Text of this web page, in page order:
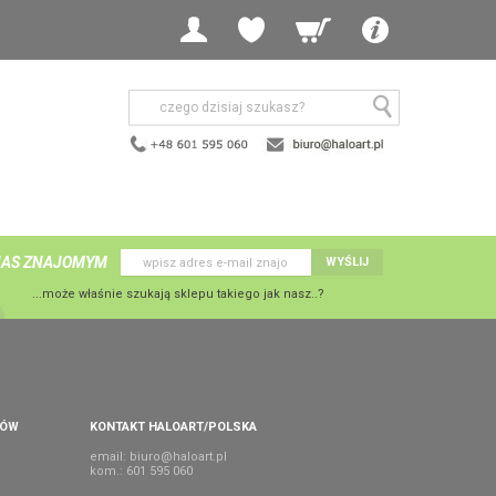
ZNAJOMYM WYŚLIJ
...może właśnie szukają sklepu takiego jak nasz..?
KONTAKT HALOART/POLSKA
email: biuro@haloart.pl
kom.: 601 595 060